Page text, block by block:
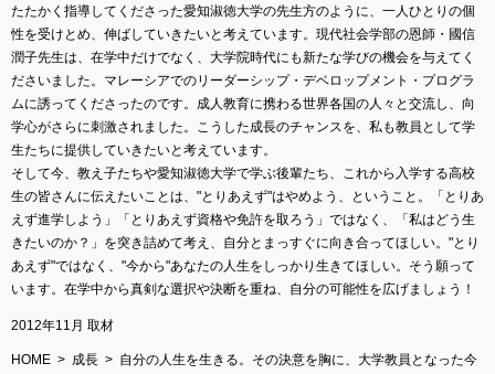
たたかく指導してくださった愛知淑徳大学の先生方のように、一人ひとりの個
性を受けとめ、伸ばしていきたいと考えています。現代社会学部の恩師・國信
潤子先生は、在学中だけでなく、大学院時代にも新たな学びの機会を与えてく
ださいました。マレーシアでのリーダーシップ・デベロップメント・プログラ
ムに誘ってくださったのです。成人教育に携わる世界各国の人々と交流し、向
学心がさらに刺激されました。こうした成長のチャンスを、私も教員として学
生たちに提供していきたいと考えています。
そして今、教え子たちや愛知淑徳大学で学ぶ後輩たち、これから入学する高校
生の皆さんに伝えたいことは、"とりあえず"はやめよう、ということ。「とりあ
えず進学しよう」「とりあえず資格や免許を取ろう」ではなく、「私はどう生
きたいのか？」を突き詰めて考え、自分とまっすぐに向き合ってほしい。"とり
あえず"ではなく、"今から"あなたの人生をしっかり生きてほしい。そう願って
います。在学中から真剣な選択や決断を重ね、自分の可能性を広げましょう！
2012年11月 取材
HOME 成長
自分の人生を生きる。その決意を胸に、大学教員となった今